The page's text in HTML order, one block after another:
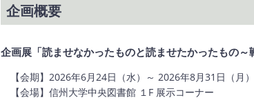
企画概要
企画展「読ませなかったものと読ませたかったもの
【会期】2026年6月24日（水）～ 2026年8月31日（月）
【会場】信州大学中央図書館 １F 展示コーナー